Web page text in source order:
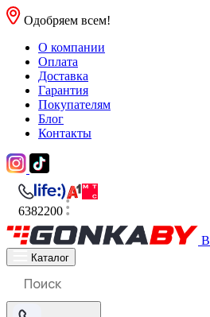
Одобряем всем!
О компании
Оплата
Доставка
Гарантия
Покупателям
Блог
Контакты
6382200
Каталог